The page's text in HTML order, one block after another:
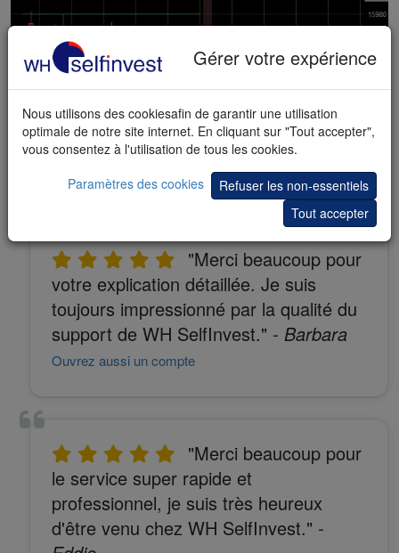
"Merci beaucoup pour
votre explication détaillée. Je suis
toujours impressionné par la qualité du
support de WH SelfInvest." - Barbara
Ouvrez aussi un compte
"Merci beaucoup pour
le service super rapide et
professionnel, je suis très heureux
d'être venu chez WH SelfInvest." -
Gérer votre expérience
Nous utilisons des cookiesafin de garantir une utilisation
optimale de notre site internet. En cliquant sur "Tout accepter",
vous consentez à l'utilisation de tous les cookies.
Paramètres des cookies
Refuser les non-essentiels
Tout accepter